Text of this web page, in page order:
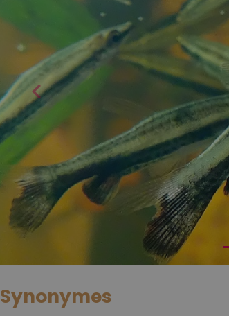
Synonymes